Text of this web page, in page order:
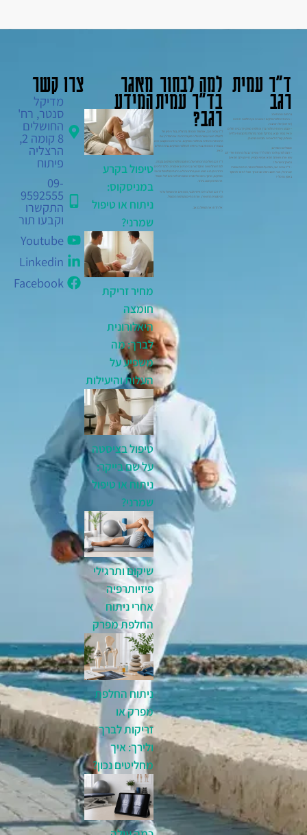
ד"ר עמית
רגב
בתחום מומחיותו:
– ניתוחי החלפת פרקים ראשונית וכן החלפות חוזרות
(רוויזיות) של תותבות.
– מבצע ניתוחי החלפת ברך והחלפת מפרק ירך בבית חולים
מאיר בכפר סבא, במדיקל סנטר בהרצליה (למבוטחי כללית
מושלם, קופ"ח לאומית וחברות הביטוח).
מטופלים מספרים:
– רוצה לפרגן ולומר תודה לד"ר עמית רגב על הניתוח שידי זהב
עשו אותו ושאתה רופא אנושי ומצויין. מי יתן וירבו רופאים
כמותך בישראל !
– ד"ר עמית רגב, תודה על הטיפול המסור. היחס האכפתי
שנתת לי, והכי חשוב תודה שבזכותך אוכל לחזור ולתפקד
באופן נורמלי !
למה לבחור
בד"ר עמית
רגב?
ד"ר עמית רגב, אורטופד מומחה בהרצליה, בעל ניסיון של
למעלה משני עשורים של ניסיון בכירורגיה אורתופדית, עם
התמחות מיוחדת בהחלפת מפרקים. את ניסיונו המקצועי רכש
בעבודתו כמומחה בכיר ביחידה להחלפת מפרקים בבית החולים
מאיר.
ד"ר רגב השלים התמחות-על בתחום החלפת מפרקים בקנדה,
לצד השתלמויות מתקדמות בגרמניה ובאוסטריה. מלבד הליכים
כירורגיים, הוא מציע מגוון פתרונות לא ניתוחיים לטיפול בכאבי
מפרקים, מתוך גישה הוליסטית שמטרתה להתאים לכל מטופל
את הפתרון הטוב ביותר.
ד"ר רגב דוגל ביחס אישי ולבבי, ומתאים את הטיפול על פי
ההיסטוריה הרפואית, אורח החיים והעדפות המטופל.
אל תדחו את הטיפול בכאב.
מאגר
המידע
טיפול בקרע
במניסקוס:
ניתוח או טיפול
שמרני?
מחיר זריקת
חומצה
היאלורונית
לברך: מה
משפיע על
העלות והיעילות
טיפול בציסטה
על שם בייקר:
ניתוח או טיפול
שמרני?
שיקום ותרגילי
פיזיותרפיה
אחרי ניתוח
החלפת מפרק
ניתוח החלפת
מפרק או
זריקות לברך
ולירך: איך
מחליטים נכון?
צרו קשר
מדיקל
סנטר, רח'
החושלים
8 קומה 2,
הרצליה
פיתוח
09-
9592555
התקשרו
וקבעו תור
Youtube
Linkedin
Facebook